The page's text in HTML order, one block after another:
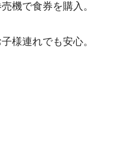
機で食券を購入。
様連れでも安心。